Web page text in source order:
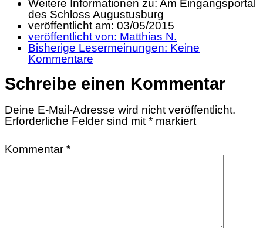
Weitere Informationen zu: Am Eingangsportal
des Schloss Augustusburg
veröffentlicht am: 03/05/2015
veröffentlicht von: Matthias N.
Bisherige Lesermeinungen: Keine
Kommentare
Schreibe einen Kommentar
Deine E-Mail-Adresse wird nicht veröffentlicht.
Erforderliche Felder sind mit * markiert
Kommentar *